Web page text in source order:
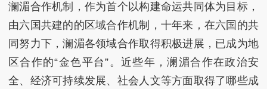
澜湄合作机制，作为首个以构建命运共同体为目标，
由六国共建的的区域合作机制，十年来，在六国的共
同努力下，澜湄各领域合作取得积极进展，已成为地
区合作的“金色平台”。近些年，澜湄合作在政治安
全、经济可持续发展、社会人文等方面取得了哪些成